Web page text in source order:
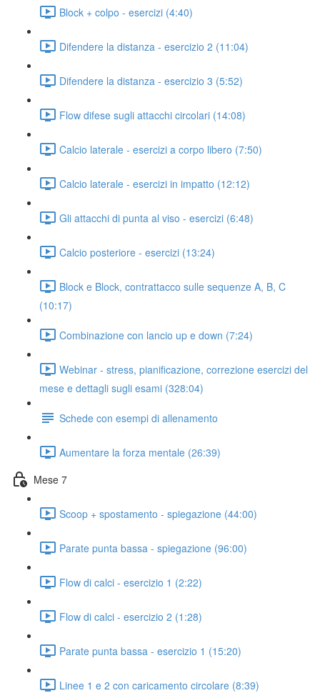
Block + colpo - esercizi (4:40)
Difendere la distanza - esercizio 2 (11:04)
Difendere la distanza - esercizio 3 (5:52)
Flow difese sugli attacchi circolari (14:08)
Calcio laterale - esercizi a corpo libero (7:50)
Calcio laterale - esercizi in impatto (12:12)
Gli attacchi di punta al viso - esercizi (6:48)
Calcio posteriore - esercizi (13:24)
Block e Block, contrattacco sulle sequenze A, B, C
(10:17)
Combinazione con lancio up e down (7:24)
Webinar - stress, pianificazione, correzione esercizi del
mese e dettagli sugli esami (328:04)
Schede con esempi di allenamento
Aumentare la forza mentale (26:39)
Mese 7
Scoop + spostamento - spiegazione (44:00)
Parate punta bassa - spiegazione (96:00)
Flow di calci - esercizio 1 (2:22)
Flow di calci - esercizio 2 (1:28)
Parate punta bassa - esercizio 1 (15:20)
Linee 1 e 2 con caricamento circolare (8:39)